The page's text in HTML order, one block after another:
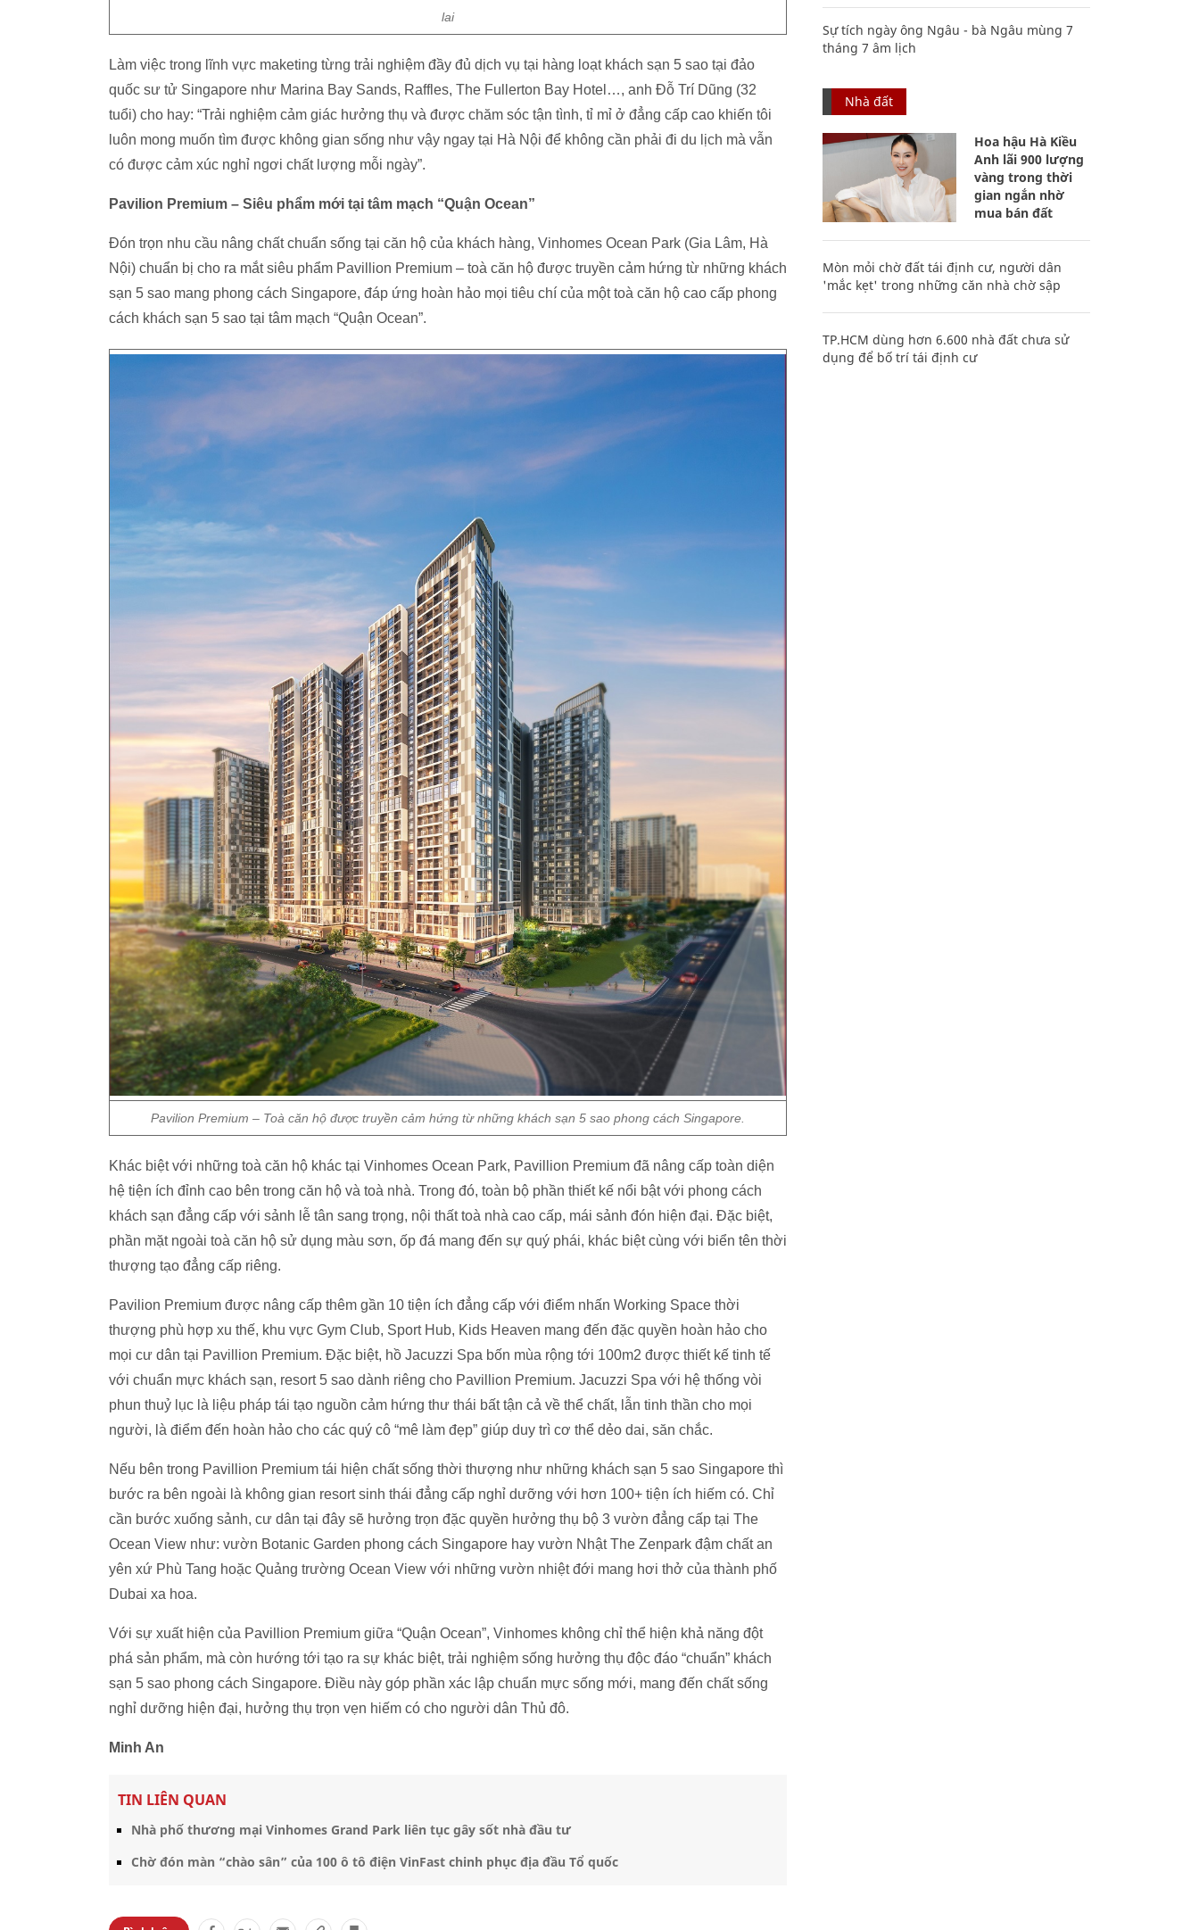
lai
Làm việc trong lĩnh vực maketing từng trải nghiệm đầy đủ dịch vụ tại hàng loạt khách sạn 5 sao tại đảo
quốc sư tử Singapore như Marina Bay Sands, Raffles, The Fullerton Bay Hotel…, anh Đỗ Trí Dũng (32
tuổi) cho hay: “Trải nghiệm cảm giác hưởng thụ và được chăm sóc tận tình, tỉ mỉ ở đẳng cấp cao khiến tôi
luôn mong muốn tìm được không gian sống như vậy ngay tại Hà Nội để không cần phải đi du lịch mà vẫn
có được cảm xúc nghỉ ngơi chất lượng mỗi ngày”.
Pavilion Premium – Siêu phẩm mới tại tâm mạch “Quận Ocean”
Đón trọn nhu cầu nâng chất chuẩn sống tại căn hộ của khách hàng, Vinhomes Ocean Park (Gia Lâm, Hà
Nội) chuẩn bị cho ra mắt siêu phẩm Pavillion Premium – toà căn hộ được truyền cảm hứng từ những khách
sạn 5 sao mang phong cách Singapore, đáp ứng hoàn hảo mọi tiêu chí của một toà căn hộ cao cấp phong
cách khách sạn 5 sao tại tâm mạch “Quận Ocean”.
Pavilion Premium – Toà căn hộ được truyền cảm hứng từ những khách sạn 5 sao phong cách Singapore.
Khác biệt với những toà căn hộ khác tại Vinhomes Ocean Park, Pavillion Premium đã nâng cấp toàn diện
hệ tiện ích đỉnh cao bên trong căn hộ và toà nhà. Trong đó, toàn bộ phần thiết kế nổi bật với phong cách
khách sạn đẳng cấp với sảnh lễ tân sang trọng, nội thất toà nhà cao cấp, mái sảnh đón hiện đại. Đặc biệt,
phần mặt ngoài toà căn hộ sử dụng màu sơn, ốp đá mang đến sự quý phái, khác biệt cùng với biển tên thời
thượng tạo đẳng cấp riêng.
Pavilion Premium được nâng cấp thêm gần 10 tiện ích đẳng cấp với điểm nhấn Working Space thời
thượng phù hợp xu thế, khu vực Gym Club, Sport Hub, Kids Heaven mang đến đặc quyền hoàn hảo cho
mọi cư dân tại Pavillion Premium. Đặc biệt, hồ Jacuzzi Spa bốn mùa rộng tới 100m2 được thiết kế tinh tế
với chuẩn mực khách sạn, resort 5 sao dành riêng cho Pavillion Premium. Jacuzzi Spa với hệ thống vòi
phun thuỷ lục là liệu pháp tái tạo nguồn cảm hứng thư thái bất tận cả về thể chất, lẫn tinh thần cho mọi
người, là điểm đến hoàn hảo cho các quý cô “mê làm đẹp” giúp duy trì cơ thể dẻo dai, săn chắc.
Nếu bên trong Pavillion Premium tái hiện chất sống thời thượng như những khách sạn 5 sao Singapore thì
bước ra bên ngoài là không gian resort sinh thái đẳng cấp nghỉ dưỡng với hơn 100+ tiện ích hiếm có. Chỉ
cần bước xuống sảnh, cư dân tại đây sẽ hưởng trọn đặc quyền hưởng thụ bộ 3 vườn đẳng cấp tại The
Ocean View như: vườn Botanic Garden phong cách Singapore hay vườn Nhật The Zenpark đậm chất an
yên xứ Phù Tang hoặc Quảng trường Ocean View với những vườn nhiệt đới mang hơi thở của thành phố
Dubai xa hoa.
­­Với sự xuất hiện của Pavillion Premium giữa “Quận Ocean”, Vinhomes không chỉ thể hiện khả năng đột
phá sản phẩm, mà còn hướng tới tạo ra sự khác biệt, trải nghiệm sống hưởng thụ độc đáo “chuẩn” khách
sạn 5 sao phong cách Singapore. Điều này góp phần xác lập chuẩn mực sống mới, mang đến chất sống
nghỉ dưỡng hiện đại, hưởng thụ trọn vẹn hiếm có cho người dân Thủ đô.
Minh An
TIN LIÊN QUAN
Nhà phố thương mại Vinhomes Grand Park liên tục gây sốt nhà đầu tư
Chờ đón màn “chào sân” của 100 ô tô điện VinFast chinh phục địa đầu Tổ quốc
Sự tích ngày ông Ngâu - bà Ngâu mùng 7
tháng 7 âm lịch
Nhà đất
Hoa hậu Hà Kiều
Anh lãi 900 lượng
vàng trong thời
gian ngắn nhờ
mua bán đất
Mòn mỏi chờ đất tái định cư, người dân
'mắc kẹt' trong những căn nhà chờ sập
TP.HCM dùng hơn 6.600 nhà đất chưa sử
dụng để bố trí tái định cư